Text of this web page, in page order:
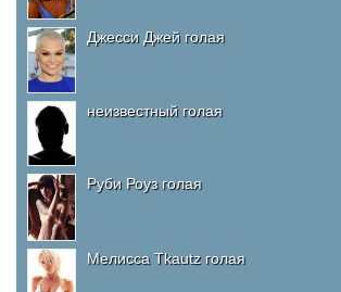
Джесси Джей голая
неизвестный голая
Руби Роуз голая
Мелисса Tkautz голая